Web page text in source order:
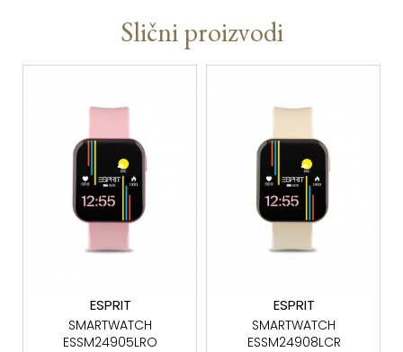
Slični proizvodi
ESPRIT
SMARTWATCH
ESSM24905LRO
ESPRIT
SMARTWATCH
ESSM24908LCR